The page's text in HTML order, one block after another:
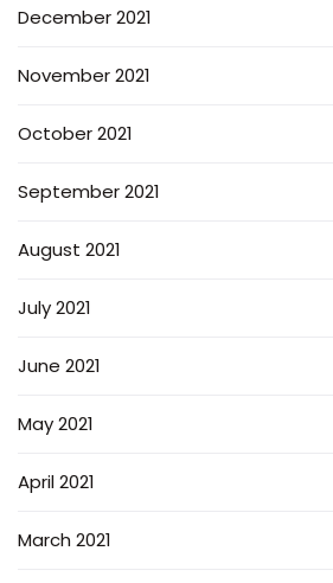
December 2021
November 2021
October 2021
September 2021
August 2021
July 2021
June 2021
May 2021
April 2021
March 2021